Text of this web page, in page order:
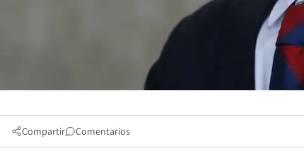
Compartir Comentarios